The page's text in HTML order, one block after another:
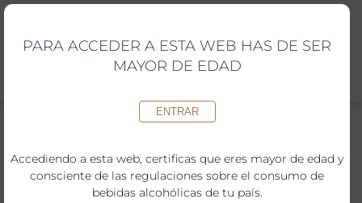
Saltar
contenido
PARA ACCEDER A ESTA WEB HAS DE SER
MAYOR DE EDAD
ENTRAR
Accediendo a esta web, certificas que eres mayor de edad y
consciente de las regulaciones sobre el consumo de
bebidas alcohólicas de tu país.